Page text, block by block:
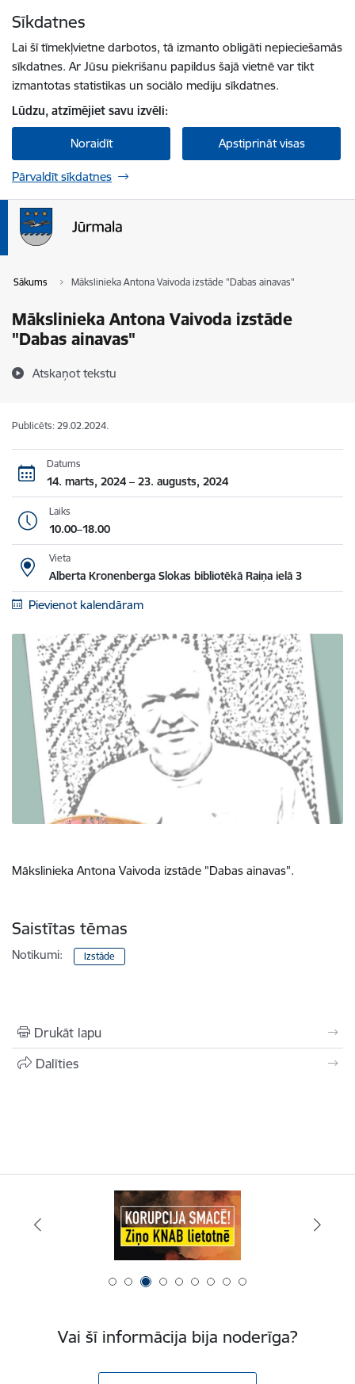
Sīkdatnes
Lai šī tīmekļvietne darbotos, tā izmanto obligāti nepieciešamās
sīkdatnes. Ar Jūsu piekrišanu papildus šajā vietnē var tikt
izmantotas statistikas un sociālo mediju sīkdatnes.
Lūdzu, atzīmējiet savu izvēli:
Noraidīt Apstiprināt visas
Pārvaldīt sīkdatnes
Sākums Mākslinieka Antona Vaivoda izstāde "Dabas ainavas"
Mākslinieka Antona Vaivoda izstāde
"Dabas ainavas"
Atskaņot tekstu
Publicēts: 29.02.2024.
Datums
14. marts, 2024 – 23. augusts, 2024
Laiks
10.00–18.00
Vieta
Alberta Kronenberga Slokas bibliotēkā Raiņa ielā 3
Pievienot kalendāram
Mākslinieka Antona Vaivoda izstāde "Dabas ainavas".
Saistītas tēmas
Notikumi: Izstāde
Drukāt lapu
Dalīties
Vai šī informācija bija noderīga?